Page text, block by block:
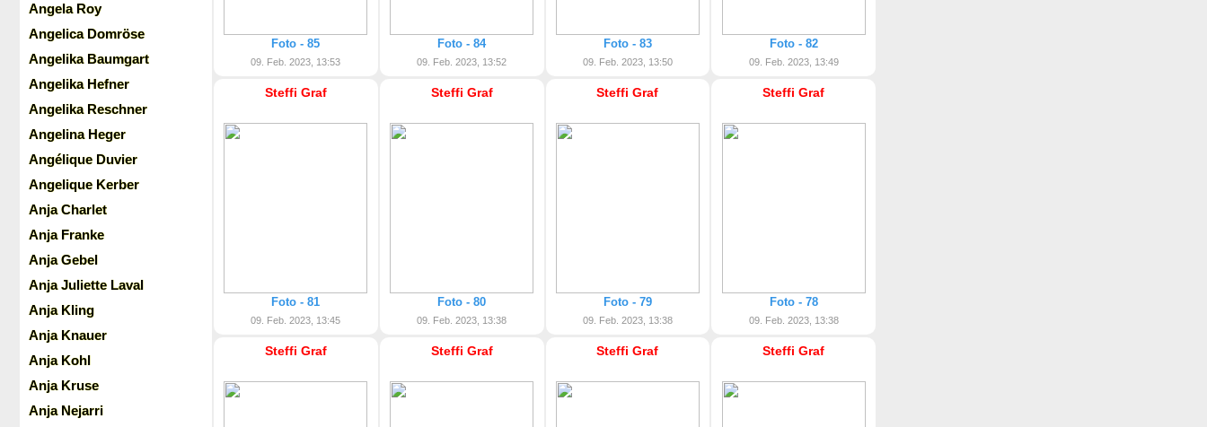
Angela Roy
Angelica Domröse
Angelika Baumgart
Angelika Hefner
Angelika Reschner
Angelina Heger
Angélique Duvier
Angelique Kerber
Anja Charlet
Anja Franke
Anja Gebel
Anja Juliette Laval
Anja Kling
Anja Knauer
Anja Kohl
Anja Kruse
Anja Nejarri
Foto - 85
09. Feb. 2023, 13:53
Foto - 84
09. Feb. 2023, 13:52
Foto - 83
09. Feb. 2023, 13:50
Foto - 82
09. Feb. 2023, 13:49
Steffi Graf
Foto - 81
09. Feb. 2023, 13:45
Steffi Graf
Foto - 80
09. Feb. 2023, 13:38
Steffi Graf
Foto - 79
09. Feb. 2023, 13:38
Steffi Graf
Foto - 78
09. Feb. 2023, 13:38
Steffi Graf Steffi Graf Steffi Graf Steffi Graf